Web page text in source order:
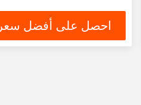
احصل على أفضل سعر